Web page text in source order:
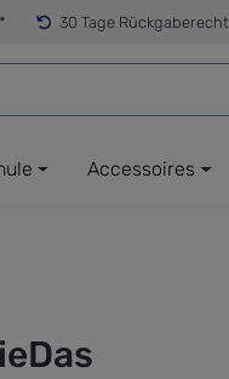
30 Tage Rückgaberecht
Accessoires